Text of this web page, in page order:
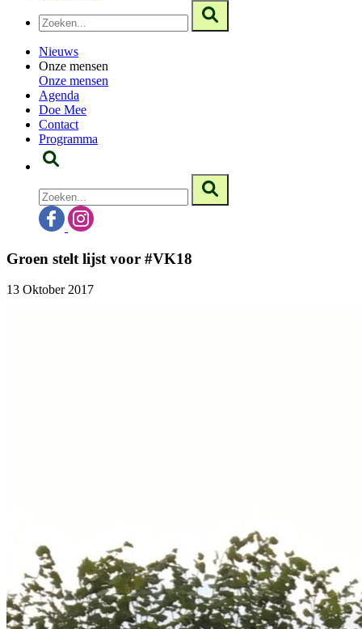
Nieuws
Onze mensen
Onze mensen
Agenda
Doe Mee
Contact
Programma
Groen stelt lijst voor #VK18
13 Oktober 2017